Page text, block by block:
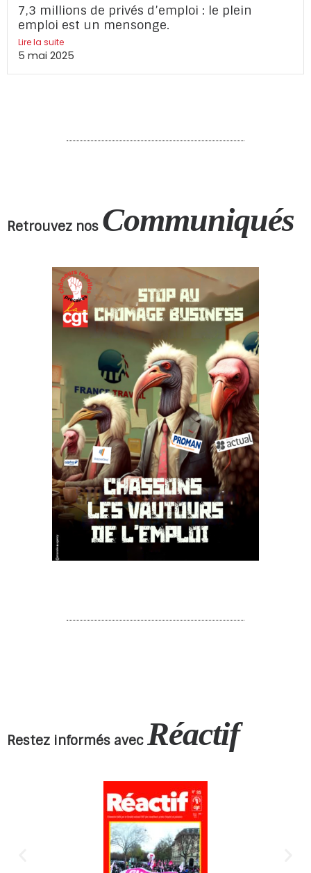
7,3 millions de privés d’emploi : le plein
emploi est un mensonge.
Lire la suite
5 mai 2025
Retrouvez nos Communiqués
Restez informés avec Réactif